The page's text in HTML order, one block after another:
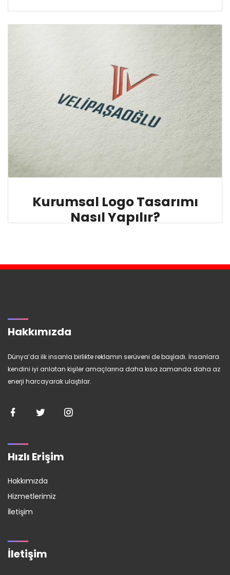
Kurumsal Logo Tasarımı
Nasıl Yapılır?
Hakkımızda
Dünya’da ilk insanla birlikte reklamın serüveni de başladı. İnsanlara
kendini iyi anlatan kişiler amaçlarına daha kısa zamanda daha az
enerji harcayarak ulaştılar.
Hızlı Erişim
Hakkımızda
Hizmetlerimiz
İletişim
İletişim